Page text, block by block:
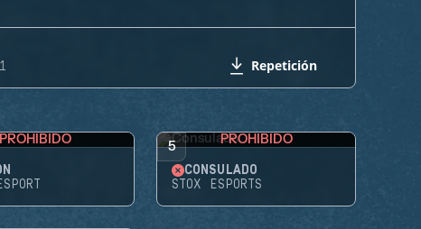
Repetición
PROHIBIDO 5 PROHIBIDO
CONSULADO
STOX ESPORTS